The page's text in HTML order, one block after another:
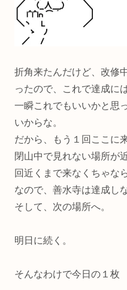
折角来たんだけど、改修
ったので、これで達成に
一瞬これでもいいかと思
いからな。
だから、もう１回ここに
閉山中で見れない場所が
回近くまで来なくちゃな
なので、善水寺は達成し
そして、次の場所へ。
明日に続く。
そんなわけで今日の１枚